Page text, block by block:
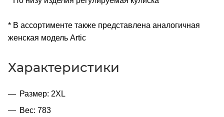
* В ассортименте также представлена аналогичная
женская модель Artic
Характеристики
Размер: 2XL
Вес: 783